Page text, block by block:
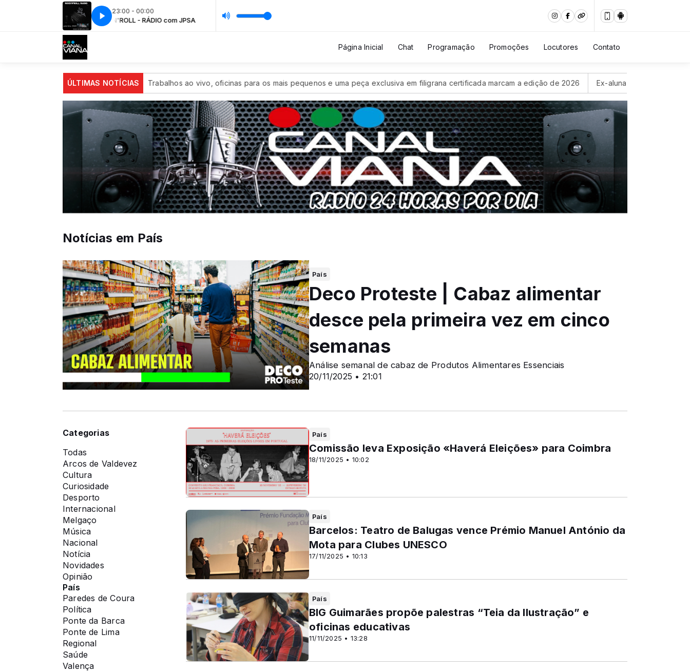
23:00 - 00:00
ROCK N'ROLL - RÁDIO com JPSA ROCK N'ROLL - RÁDIO com JPSA
Página Inicial Chat Programação Promoções Locutores Contato
ÚLTIMAS NOTÍCIAS
até ao próximo domingo Trabalhos ao vivo, oficinas para os mais pequenos e uma peça exclusiva em filigrana certificada marcam a edição de 2026 Ex-aluna da Universidade
Notícias em País
País
20/11/2025 • 21:01
Deco Proteste | Cabaz alimentar
desce pela primeira vez em cinco
semanas
Análise semanal de cabaz de Produtos Alimentares Essenciais
Categorias
Todas
Arcos de Valdevez
Cultura
Curiosidade
Desporto
Internacional
Melgaço
Música
Nacional
Notícia
Novidades
Opinião
País
Paredes de Coura
Política
Ponte da Barca
Ponte de Lima
Regional
Saúde
Valença
País
18/11/2025 • 10:02
Comissão leva Exposição «Haverá Eleições» para Coimbra
País
17/11/2025 • 10:13
Barcelos: Teatro de Balugas vence Prémio Manuel António da
Mota para Clubes UNESCO
País
11/11/2025 • 13:28
BIG Guimarães propõe palestras “Teia da Ilustração” e
oficinas educativas